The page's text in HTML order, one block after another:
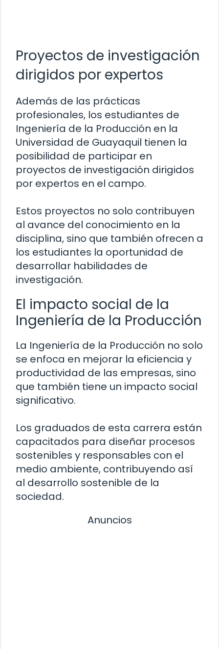
Proyectos de investigación
dirigidos por expertos
Además de las prácticas
profesionales, los estudiantes de
Ingeniería de la Producción en la
Universidad de Guayaquil tienen la
posibilidad de participar en
proyectos de investigación dirigidos
por expertos en el campo.
Estos proyectos no solo contribuyen
al avance del conocimiento en la
disciplina, sino que también ofrecen a
los estudiantes la oportunidad de
desarrollar habilidades de
investigación.
El impacto social de la
Ingeniería de la Producción
La Ingeniería de la Producción no solo
se enfoca en mejorar la eficiencia y
productividad de las empresas, sino
que también tiene un impacto social
significativo.
Los graduados de esta carrera están
capacitados para diseñar procesos
sostenibles y responsables con el
medio ambiente, contribuyendo así
al desarrollo sostenible de la
sociedad.
Anuncios